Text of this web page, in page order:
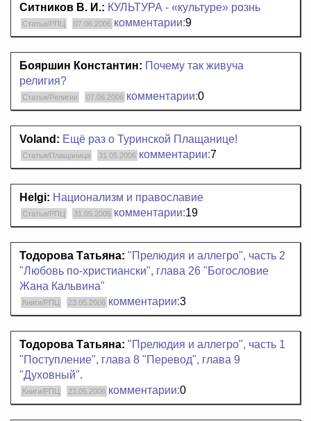
Ситников В. И.: КУЛЬТУРА - «культуре» рознь
Статьи/РПЦ 07.06.2006 комментарии:9
Бояршин Константин: Почему так живуча
религия?
Статьи/Религии 07.06.2006 комментарии:0
Voland: Ещё раз о Туринской Плащанице!
Статьи/Плащаница 31.05.2006 комментарии:7
Helgi: Национализм и православие
Статьи/РПЦ 31.05.2006 комментарии:19
Тодорова Татьяна: "Прелюдия и аллегро", часть 2
"Любовь по-христиански", глава 26 "Богословие
Жана Кальвина"
Книги/РПЦ 23.05.2006 комментарии:3
Тодорова Татьяна: "Прелюдия и аллегро", часть 1
"Поступление", глава 8 "Перевод", глава 9
"Духовный".
Книги/РПЦ 23.05.2006 комментарии:0